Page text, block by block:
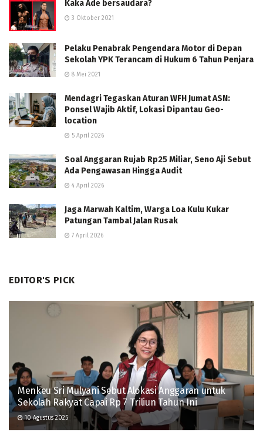
Kaka Ade bersaudara?
3 Oktober 2021
Pelaku Penabrak Pengendara Motor di Depan
Sekolah YPK Terancam di Hukum 6 Tahun Penjara
8 Mei 2021
Mendagri Tegaskan Aturan WFH Jumat ASN:
Ponsel Wajib Aktif, Lokasi Dipantau Geo-
location
5 April 2026
Soal Anggaran Rujab Rp25 Miliar, Seno Aji Sebut
Ada Pengawasan Hingga Audit
4 April 2026
Jaga Marwah Kaltim, Warga Loa Kulu Kukar
Patungan Tambal Jalan Rusak
7 April 2026
EDITOR'S PICK
Menkeu Sri Mulyani Sebut Alokasi Anggaran untuk
Sekolah Rakyat Capai Rp 7 Triliun Tahun Ini
10 Agustus 2025